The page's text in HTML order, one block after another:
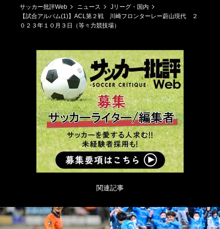
サッカー批評Web ニュース
Jリーグ・国内
【試合アルバム(1)】ACL第２戦 川崎フロンターレー蔚山現代 ２
０２３年１０月３日（等々力競技場）
関連記事